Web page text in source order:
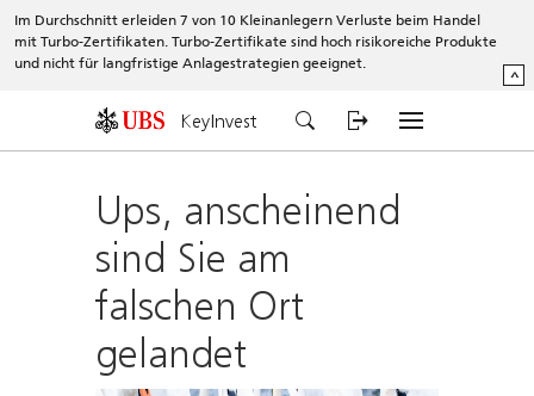
Im Durchschnitt erleiden 7 von 10 Kleinanlegern Verluste beim Handel
mit Turbo-Zertifikaten. Turbo-Zertifikate sind hoch risikoreiche Produkte
und nicht für langfristige Anlagestrategien geeignet.
^
KeyInvest
Ups, anscheinend
sind Sie am
falschen Ort
gelandet